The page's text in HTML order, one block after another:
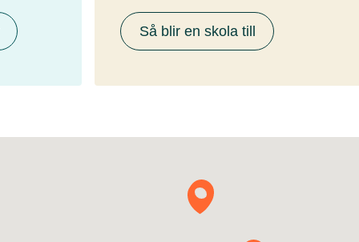
Så blir en skola till